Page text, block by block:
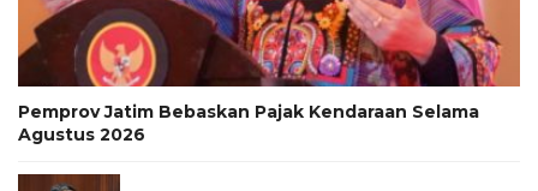
Pemprov Jatim Bebaskan Pajak Kendaraan Selama
Agustus 2026